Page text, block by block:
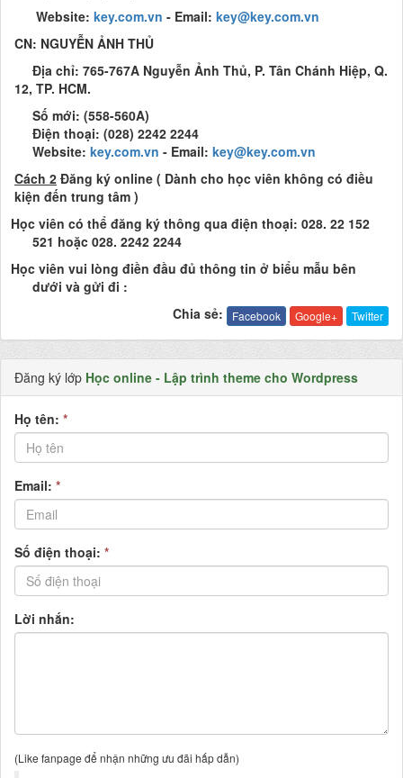
Website: key.com.vn - Email: key@key.com.vn
CN: NGUYỄN ẢNH THỦ
Địa chỉ: 765-767A Nguyễn Ảnh Thủ, P. Tân Chánh Hiệp, Q.
12, TP. HCM.
Số mới: (558-560A)
Điện thoại: (028) 2242 2244
Website: key.com.vn - Email: key@key.com.vn
Cách 2 Đăng ký online ( Dành cho học viên không có điều
kiện đến trung tâm )
Học viên có thể đăng ký thông qua điện thoại: 028. 22 152
521 hoặc 028. 2242 2244
Học viên vui lòng điền đầu đủ thông tin ở biểu mẫu bên
dưới và gửi đi :
Chia sẻ:
Facebook Google+ Twitter
Đăng ký lớp Học online - Lập trình theme cho Wordpress
Họ tên: *
Email: *
Số điện thoại: *
Lời nhắn:
(Like fanpage để nhận những ưu đãi hấp dẫn)